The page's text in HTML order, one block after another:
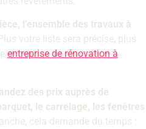
l’ensemble des travaux à
Plus votre liste sera précise, plus
entreprise de rénovation à
des prix auprès de
le carrelage, les fenêtres
cela demande du temps :